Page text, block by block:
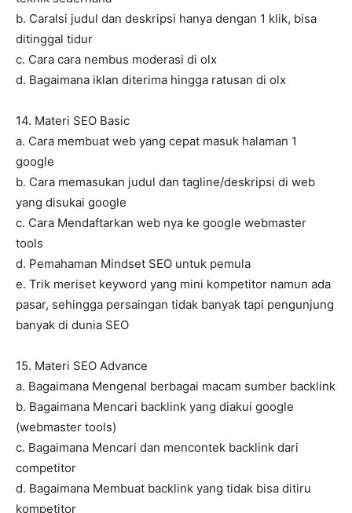
b. CaraIsi judul dan deskripsi hanya dengan 1 klik, bisa
ditinggal tidur
c. Cara cara nembus moderasi di olx
d. Bagaimana iklan diterima hingga ratusan di olx
14. Materi SEO Basic
a. Cara membuat web yang cepat masuk halaman 1
google
b. Cara memasukan judul dan tagline/deskripsi di web
yang disukai google
c. Cara Mendaftarkan web nya ke google webmaster
tools
d. Pemahaman Mindset SEO untuk pemula
e. Trik meriset keyword yang mini kompetitor namun ada
pasar, sehingga persaingan tidak banyak tapi pengunjung
banyak di dunia SEO
15. Materi SEO Advance
a. Bagaimana Mengenal berbagai macam sumber backlink
b. Bagaimana Mencari backlink yang diakui google
(webmaster tools)
c. Bagaimana Mencari dan mencontek backlink dari
competitor
d. Bagaimana Membuat backlink yang tidak bisa ditiru
kompetitor